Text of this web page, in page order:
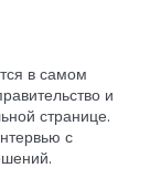
в самом
и
странице.
с